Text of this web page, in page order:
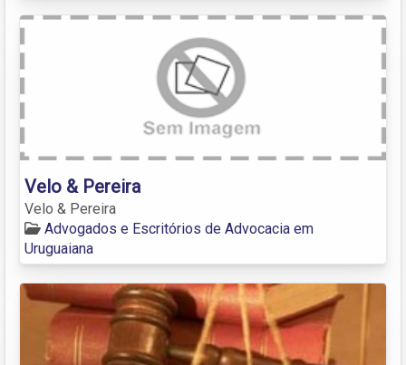
Velo & Pereira
Velo & Pereira
Advogados e Escritórios de Advocacia em
Uruguaiana